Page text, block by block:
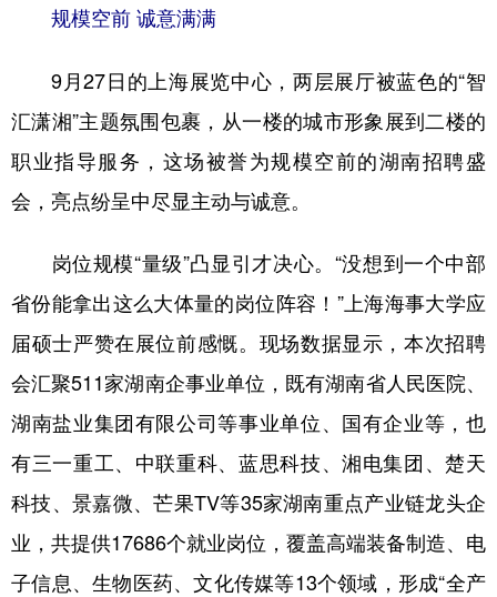
规模空前 诚意满满
9月27日的上海展览中心，两层展厅被蓝色的“智
汇潇湘”主题氛围包裹，从一楼的城市形象展到二楼的
职业指导服务，这场被誉为规模空前的湖南招聘盛
会，亮点纷呈中尽显主动与诚意。
岗位规模“量级”凸显引才决心。“没想到一个中部
省份能拿出这么大体量的岗位阵容！”上海海事大学应
届硕士严赞在展位前感慨。现场数据显示，本次招聘
会汇聚511家湖南企事业单位，既有湖南省人民医院、
湖南盐业集团有限公司等事业单位、国有企业等，也
有三一重工、中联重科、蓝思科技、湘电集团、楚天
科技、景嘉微、芒果TV等35家湖南重点产业链龙头企
业，共提供17686个就业岗位，覆盖高端装备制造、电
子信息、生物医药、文化传媒等13个领域，形成“全产